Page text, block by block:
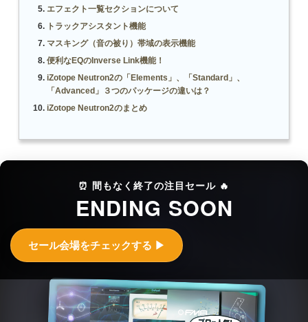
エフェクト一覧セクションについて
トラックアシスタント機能
マスキング（音の被り）帯域の表示機能
便利なEQのInverse Link機能！
iZotope Neutron2の「Elements」、「Standard」、
「Advanced」３つのパッケージの違いは？
iZotope Neutron2のまとめ
⏰ 間もなく終了の注目セール 🔥
ENDING SOON
セール会場をチェックする ▶︎